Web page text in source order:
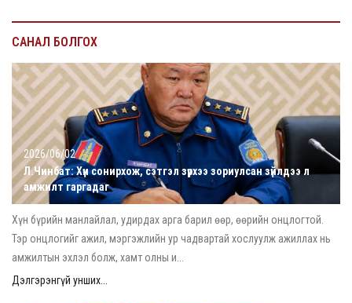
САНАЛ БОЛГОХ
2026/06/02
Л.Чинбат: Хүн сонирхож, сэтгэл зүрхээ зориулсан зүйлдээ л
амжилт гаргадаг
Хүн бүрийн манлайлал, удирдах арга барил өөр, өөрийн онцлогтой.
Тэр онцлогийг ажил, мэргэжлийн ур чадвартай хослуулж ажиллах нь
амжилтын эхлэл болж, хамт олны и...
Дэлгэрэнгүй унших...